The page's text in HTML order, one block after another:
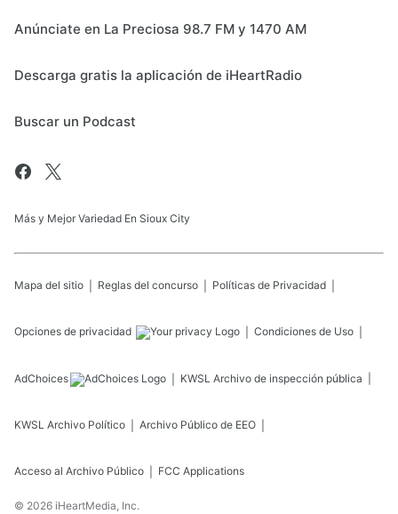
Anúnciate en La Preciosa 98.7 FM y 1470 AM
Descarga gratis la aplicación de iHeartRadio
Buscar un Podcast
Más y Mejor Variedad En Sioux City
Mapa del sitio Reglas del concurso Políticas de Privacidad
Opciones de privacidad Condiciones de Uso
AdChoices KWSL Archivo de inspección pública
KWSL Archivo Político Archivo Público de EEO
Acceso al Archivo Público FCC Applications
© 2026 iHeartMedia, Inc.